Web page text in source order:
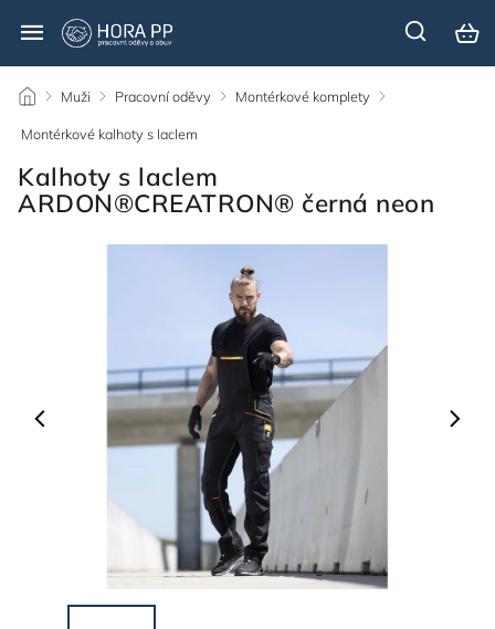
/ Muži / Pracovní oděvy / Montérkové komplety /
Montérkové kalhoty s laclem
Kalhoty s laclem
ARDON®CREATRON® černá neon